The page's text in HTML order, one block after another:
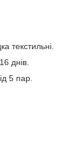
текстильні.
днів.
5 пар.